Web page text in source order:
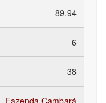
89.94
6
38
Fazenda Cambará